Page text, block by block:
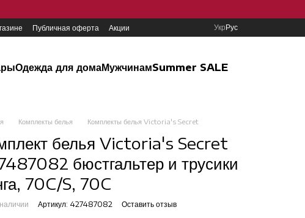
Публичная оферта Акции УкрРус
Одежда для домаМужчинамSummer SALE
Комплекты белья Комплекты белья Victoria's Secret
белья Victoria's Secret
бюстгальтер и трусики
70C/S, 70C
Артикул: 427487082 Оставить отзыв